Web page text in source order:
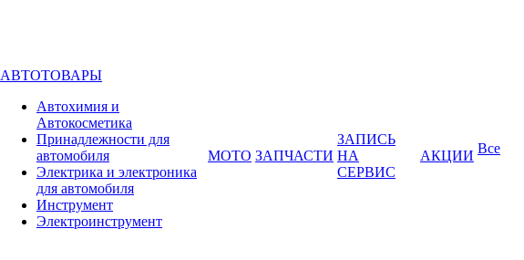
АВТОТОВАРЫ
Автохимия и
Автокосметика
Принадлежности для
автомобиля
Электрика и электроника
для автомобиля
Инструмент
Электроинструмент
МОТО ЗАПЧАСТИ
ЗАПИСЬ
НА
СЕРВИС
АКЦИИ Все